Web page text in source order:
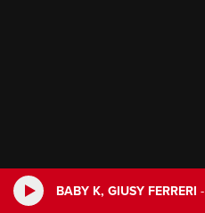
BABY K, GIUSY FERRERI -